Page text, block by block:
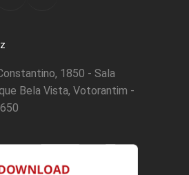
1850 - Sala
Bela Vista, Votorantim -